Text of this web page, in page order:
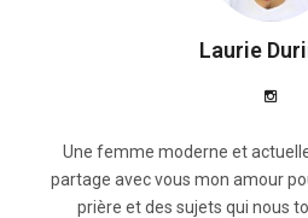
Laurie
Une femme moderne et
partage avec vous mon amour
prière et des sujets qui nous